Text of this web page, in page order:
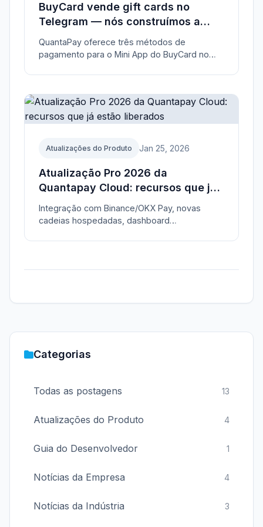
Categorias
Todas as postagens 13
Atualizações do Produto 4
Guia do Desenvolvedor 1
Notícias da Empresa 4
Notícias da Indústria 3
BuyCard vende gift cards no
Telegram — nós construímos a
camada de pagamento
QuantaPay oferece três métodos de
pagamento para o Mini App do BuyCard no
Atualizações do Produto Jan 25, 2026
Atualização Pro 2026 da
Quantapay Cloud: recursos que já
estão liberados
Integração com Binance/OKX Pay, novas
cadeias hospedadas, dashboard